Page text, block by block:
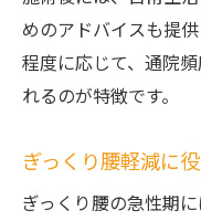
めのアドバイスも提
程度に応じて、通院
れるのが特徴です。
ぎっくり腰軽減に
ぎっくり腰の急性期